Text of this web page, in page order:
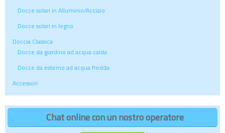
Docce solari in Alluminio/Acciaio
Docce solari in legno
Doccia Classica
Docce da giardino ad acqua calda
Docce da esterno ad acqua fredda
Accessori
Chat online con un nostro operatore